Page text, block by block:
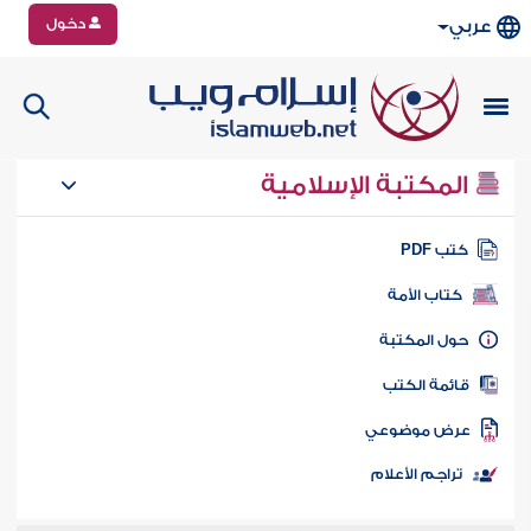
عربي دخول
المكتبة الإسلامية
كتب PDF
كتاب الأمة
المكتبة
الكتب
موضوعي